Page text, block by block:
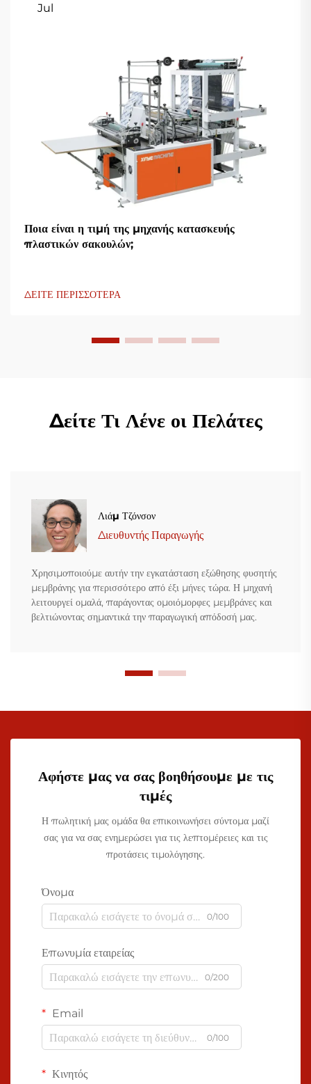
Jul
Ποια είναι η τιμή της μηχανής κατασκευής
πλαστικών σακουλών;
ΔΕΙΤΕ ΠΕΡΙΣΣΟΤΕΡΑ
Δείτε Τι Λένε οι Πελάτες
Λιάμ Τζόνσον
Διευθυντής Παραγωγής
Χρησιμοποιούμε αυτήν την εγκατάσταση εξώθησης φυσητής
μεμβράνης για περισσότερο από έξι μήνες τώρα. Η μηχανή
λειτουργεί ομαλά, παράγοντας ομοιόμορφες μεμβράνες και
βελτιώνοντας σημαντικά την παραγωγική απόδοσή μας.
Αφήστε μας να σας βοηθήσουμε με τις
τιμές
Η πωλητική μας ομάδα θα επικοινωνήσει σύντομα μαζί
σας για να σας ενημερώσει για τις λεπτομέρειες και τις
προτάσεις τιμολόγησης.
Όνομα
0/100
Επωνυμία εταιρείας
0/200
Email
0/100
Κινητός